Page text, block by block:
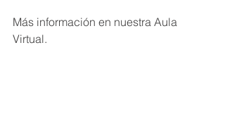
Más información en nuestra Aula
Virtual.